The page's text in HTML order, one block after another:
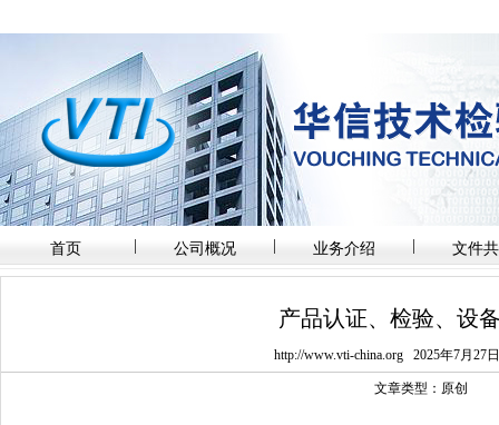
首页 公司概况 业务介绍 文件
产品认证、检验、设
http://www.vti-china.org2025年7月27
文章类型：原创